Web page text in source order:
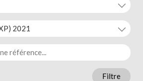
Filtre